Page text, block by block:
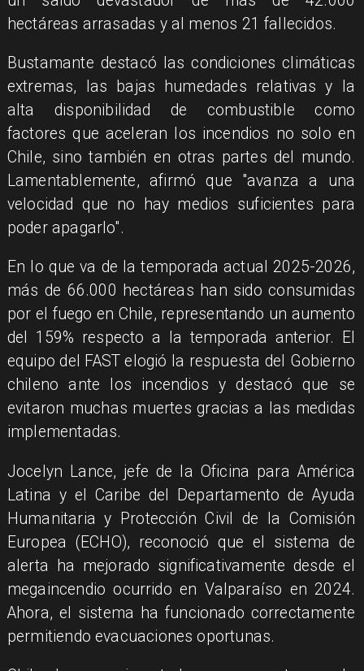
hectáreas arrasadas y al menos 21 fallecidos.
Bustamante destacó las condiciones climáticas
extremas, las bajas humedades relativas y la
alta disponibilidad de combustible como
factores que aceleran los incendios no solo en
Chile, sino también en otras partes del mundo.
Lamentablemente, afirmó que "avanza a una
velocidad que no hay medios suficientes para
poder apagarlo".
En lo que va de la temporada actual 2025-2026,
más de 66.000 hectáreas han sido consumidas
por el fuego en Chile, representando un aumento
del 159% respecto a la temporada anterior. El
equipo del FAST elogió la respuesta del Gobierno
chileno ante los incendios y destacó que se
evitaron muchas muertes gracias a las medidas
implementadas.
Jocelyn Lance, jefe de la Oficina para América
Latina y el Caribe del Departamento de Ayuda
Humanitaria y Protección Civil de la Comisión
Europea (ECHO), reconoció que el sistema de
alerta ha mejorado significativamente desde el
megaincendio ocurrido en Valparaíso en 2024.
Ahora, el sistema ha funcionado correctamente
permitiendo evacuaciones oportunas.